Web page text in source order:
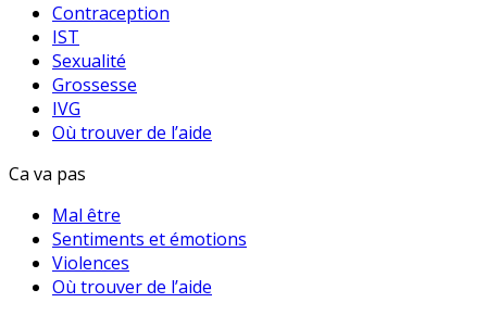
Contraception
IST
Sexualité
Grossesse
IVG
Où trouver de l’aide
Ca va pas
Mal être
Sentiments et émotions
Violences
Où trouver de l’aide